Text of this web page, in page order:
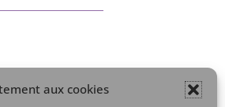
aux cookies